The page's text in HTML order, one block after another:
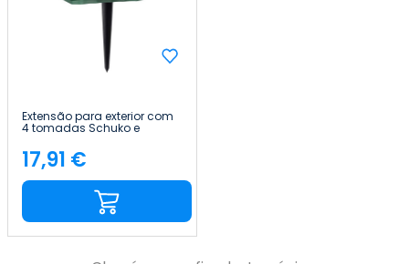
Extensão para exterior com
4 tomadas Schuko e
7hSevenOn
Preço
17,91 €